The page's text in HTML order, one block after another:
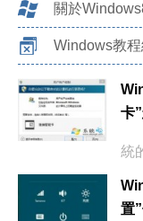
關於
Windows教程
卡
統
置